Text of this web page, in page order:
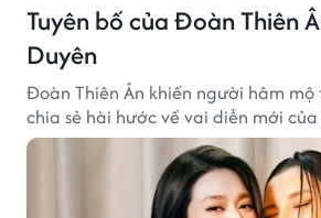
Tuyên bố của Đoàn Thiên
Duyên
Đoàn Thiên Ân khiến người hâm
chia sẻ hài hước về vai diễn mới của